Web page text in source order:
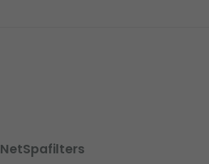
NetSpafilters